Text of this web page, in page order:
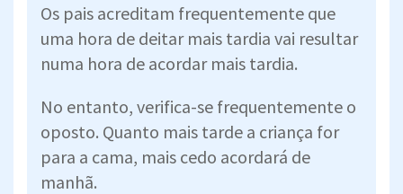
Os pais acreditam frequentemente que
uma hora de deitar mais tardia vai resultar
numa hora de acordar mais tardia.
No entanto, verifica-se frequentemente o
oposto. Quanto mais tarde a criança for
para a cama, mais cedo acordará de
manhã.